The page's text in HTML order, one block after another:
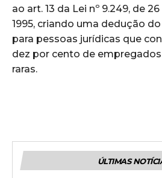
ao art. 13 da Lei nº 9.249, de
1995, criando uma dedução
para pessoas jurídicas que
dez por cento de
raras.
ÚLTIMAS